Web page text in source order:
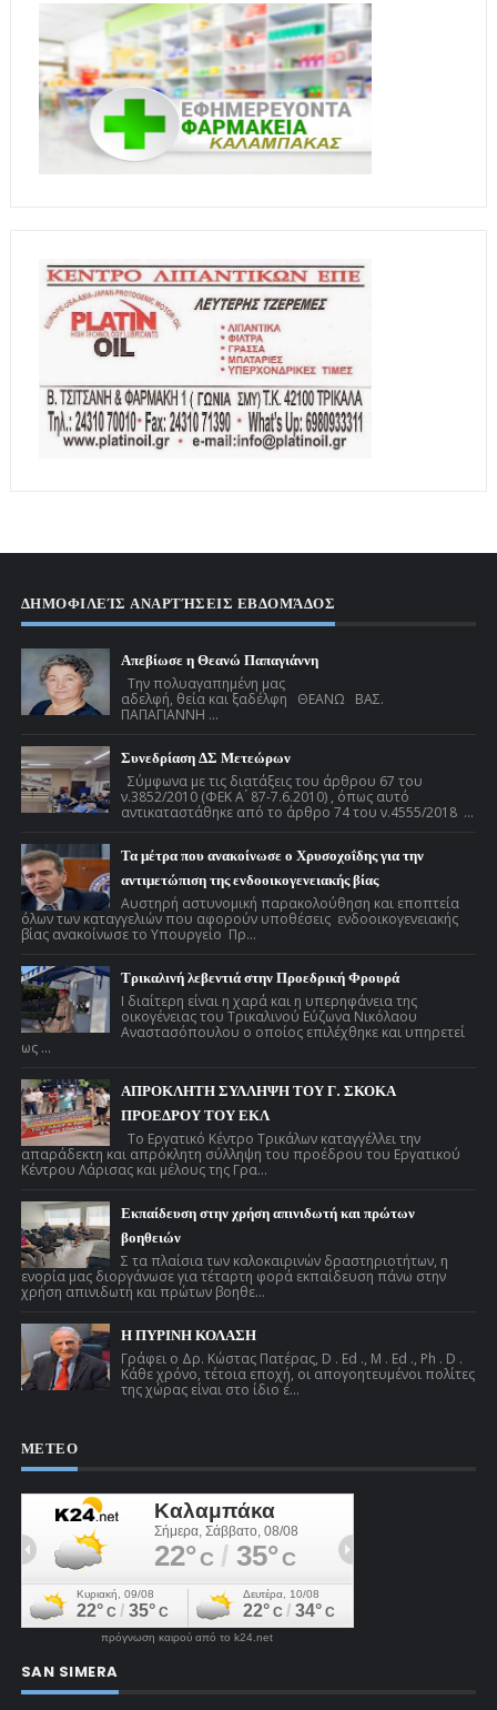
ΔΗΜΟΦΙΛΕΊΣ ΑΝΑΡΤΉΣΕΙΣ ΕΒΔΟΜΆΔΟΣ
Απεβίωσε η Θεανώ Παπαγιάννη
Την πολυαγαπημένη μας
αδελφή, θεία και ξαδέλφη ΘΕΑΝΩ ΒΑΣ.
ΠΑΠΑΓΙΑΝΝΗ ...
Συνεδρίαση ΔΣ Μετεώρων
Σύμφωνα με τις διατάξεις του άρθρου 67 του
ν.3852/2010 (ΦΕΚ Α ́ 87-7.6.2010) , όπως αυτό
αντικαταστάθηκε από το άρθρο 74 του ν.4555/2018 ...
Τα μέτρα που ανακοίνωσε ο Χρυσοχοΐδης για την
αντιμετώπιση της ενδοοικογενειακής βίας
Αυστηρή αστυνομική παρακολούθηση και εποπτεία
όλων των καταγγελιών που αφορούν υποθέσεις ενδοοικογενειακής
βίας ανακοίνωσε το Υπουργείο Πρ...
Τρικαλινή λεβεντιά στην Προεδρική Φρουρά
Ι διαίτερη είναι η χαρά και η υπερηφάνεια της
οικογένειας του Τρικαλινού Εύζωνα Νικόλαου
Αναστασόπουλου ο οποίος επιλέχθηκε και υπηρετεί
ως ...
ΑΠΡΟΚΛΗΤΗ ΣΥΛΛΗΨΗ ΤΟΥ Γ. ΣΚΟΚΑ
ΠΡΟΕΔΡΟΥ ΤΟΥ ΕΚΛ
Το Εργατικό Κέντρο Τρικάλων καταγγέλλει την
απαράδεκτη και απρόκλητη σύλληψη του προέδρου του Εργατικού
Κέντρου Λάρισας και μέλους της Γρα...
Εκπαίδευση στην χρήση απινιδωτή και πρώτων
βοηθειών
Σ τα πλαίσια των καλοκαιρινών δραστηριοτήτων, η
ενορία μας διοργάνωσε για τέταρτη φορά εκπαίδευση πάνω στην
χρήση απινιδωτή και πρώτων βοηθε...
Η ΠΥΡΙΝΗ ΚΟΛΑΣΗ
Γράφει ο Δρ. Κώστας Πατέρας, D . Ed ., M . Ed ., Ph . D .
Κάθε χρόνο, τέτοια εποχή, οι απογοητευμένοι πολίτες
της χώρας είναι στο ίδιο έ...
ΜΕΤΕΟ
πρόγνωση καιρού από το k24.net
SAN SIMERA